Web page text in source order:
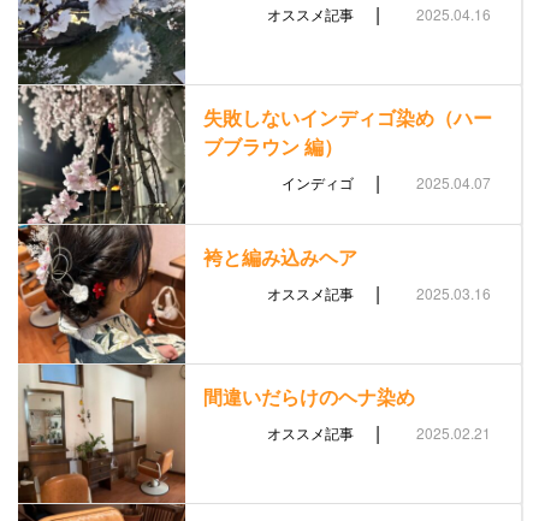
オススメ記事 | 2025.04.16
失敗しないインディゴ染め（ハー
ブブラウン 編）
インディゴ | 2025.04.07
袴と編み込みヘア
オススメ記事 | 2025.03.16
間違いだらけのヘナ染め
オススメ記事 | 2025.02.21